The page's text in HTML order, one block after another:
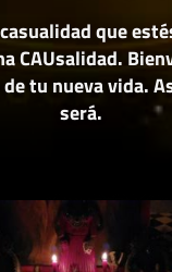
que
CAUsalidad.
tu nueva vida.
será.